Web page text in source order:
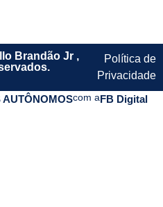
Brandão Jr ,
Política de
Privacidade
AUTÔNOMOScom aFB Digital